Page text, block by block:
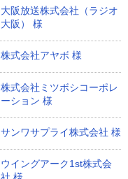
大阪放送株式会社（ラジオ
大阪） 様
株式会社アヤボ 様
株式会社ミツボシコーポレ
ーション 様
サンワサプライ株式会社 様
ウイングアーク1st株式会